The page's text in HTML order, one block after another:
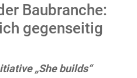
Baubranche:
gegenseitig
„She builds“